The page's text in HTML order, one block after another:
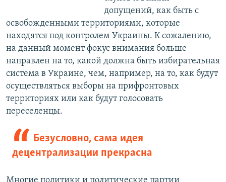
допущений, как быть с
освобожденными территориями, которые
находятся под контролем Украины. К сожалению,
на данный момент фокус внимания больше
направлен на то, какой должна быть избирательная
система в Украине, чем, например, на то, как будут
осуществляться выборы на прифронтовых
территориях или как будут голосовать
переселенцы.
Безусловно, сама идея
децентрализации прекрасна